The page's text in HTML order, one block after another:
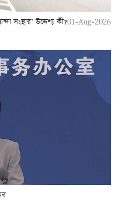
সংস্থার’ উদ্দেশ্য কী?01-Aug-2026